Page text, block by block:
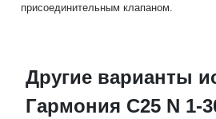
присоединительным клапаном.
Другие варианты
Гармония С25 N 1-